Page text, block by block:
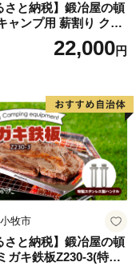
さと納税】鍛冶屋の頓
ャンプ用 薪割り クサ
に割れる 転びにくい
ャンプ 女性 お子様 黒
愛知県 小牧市 送料無
22,000円
牧市
さと納税】鍛冶屋の頓
ガキ鉄板Z230-3(特製